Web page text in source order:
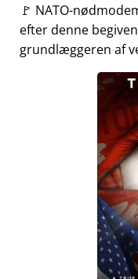
🚩 NATO-
efter denne
grundlæggeren af